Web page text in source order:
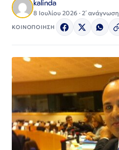
kalinda
8 Ιουλίου 2026 · 2΄ ανάγνωση
ΚΟΙΝΟΠΟΙΗΣΗ